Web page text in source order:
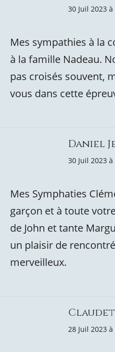
30 Juil 2023
Mes sympathies à la
à la famille Nadeau.
pas croisés souvent,
vous dans cette
Daniel
30 Juil 2023
Mes Symphaties
garçon et à toute
de John et tante
un plaisir de
merveilleux.
28 Juil 2023